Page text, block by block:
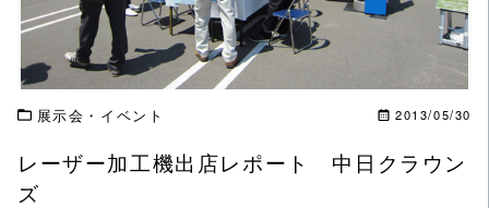
展示会・イベント 2013/05/30
レーザー加工機出店レポート 中日クラウン
ズ